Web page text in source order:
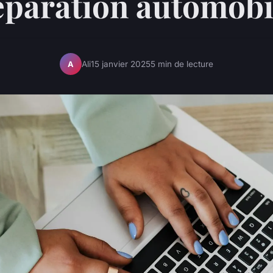
A Ali15 janvier 20255 min de lecture